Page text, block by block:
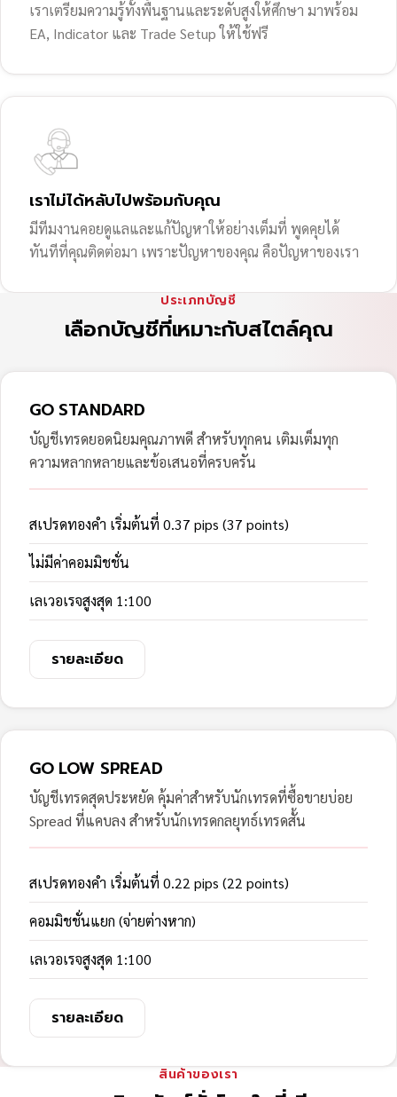
เราเตรียมความรู้ทั้งพื้นฐานและระดับสูงให้ศึกษา มาพร้อม
EA, Indicator และ Trade Setup ให้ใช้ฟรี
เราไม่ได้หลับไปพร้อมกับคุณ
มีทีมงานคอยดูแลและแก้ปัญหาให้อย่างเต็มที่ พูดคุยได้
ทันทีที่คุณติดต่อมา เพราะปัญหาของคุณ คือปัญหาของเรา
ประเภทบัญชี
เลือกบัญชีที่เหมาะกับสไตล์คุณ
GO STANDARD
บัญชีเทรดยอดนิยมคุณภาพดี สำหรับทุกคน เติมเต็มทุก
ความหลากหลายและข้อเสนอที่ครบครัน
สเปรดทองคำ เริ่มต้นที่ 0.37 pips (37 points)
ไม่มีค่าคอมมิชชั่น
เลเวอเรจสูงสุด 1:100
รายละเอียด
GO LOW SPREAD
บัญชีเทรดสุดประหยัด คุ้มค่าสำหรับนักเทรดที่ซื้อขายบ่อย
Spread ที่แคบลง สำหรับนักเทรดกลยุทธ์เทรดสั้น
สเปรดทองคำ เริ่มต้นที่ 0.22 pips (22 points)
คอมมิชชั่นแยก (จ่ายต่างหาก)
เลเวอเรจสูงสุด 1:100
รายละเอียด
สินค้าของเรา